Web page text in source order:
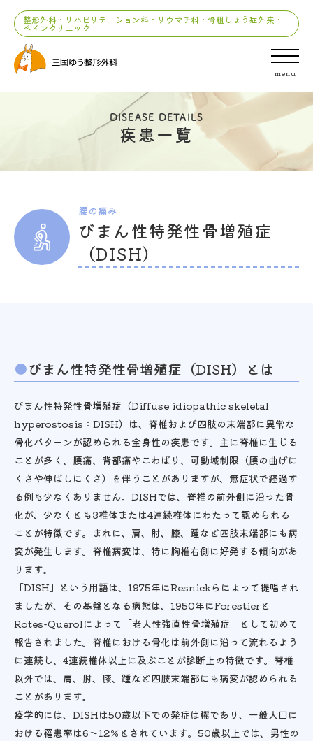
整形外科・リハビリテーション科・リウマチ科・骨粗しょう症外来・
ペインクリニック
menu
DISEASE DETAILS
疾患一覧
腰の痛み
びまん性特発性骨増殖症
（DISH）
びまん性特発性骨増殖症（DISH）とは
びまん性特発性骨増殖症（Diffuse idiopathic skeletal
hyperostosis：DISH）は、脊椎および四肢の末端部に異常な
骨化パターンが認められる全身性の疾患です。主に脊椎に生じる
ことが多く、腰痛、背部痛やこわばり、可動域制限（腰の曲げに
くさや伸ばしにくさ）を伴うことがありますが、無症状で経過す
る例も少なくありません。DISHでは、脊椎の前外側に沿った骨
化が、少なくとも3椎体または4連続椎体にわたって認められる
ことが特徴です。まれに、肩、肘、膝、踵など四肢末端部にも病
変が発生します。脊椎病変は、特に胸椎右側に好発する傾向があ
ります。
「DISH」という用語は、1975年にResnickらによって提唱され
ましたが、その基盤となる病態は、1950年にForestierと
Rotes-Querolによって「老人性強直性骨増殖症」として初めて
報告されました。脊椎における骨化は前外側に沿って流れるよう
に連続し、4連続椎体以上に及ぶことが診断上の特徴です。脊椎
以外では、肩、肘、膝、踵など四肢末端部にも病変が認められる
ことがあります。
疫学的には、DISHは50歳以下での発症は稀であり、一般人口に
おける罹患率は6〜12％とされています。50歳以上では、男性の